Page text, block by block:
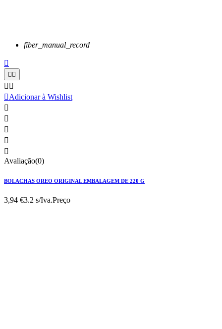
fiber_manual_record


 
Adicionar à Wishlist





Avaliação(0)
BOLACHAS OREO ORIGINAL EMBALAGEM DE 220 G
3,94 €3.2 s/Iva.Preço